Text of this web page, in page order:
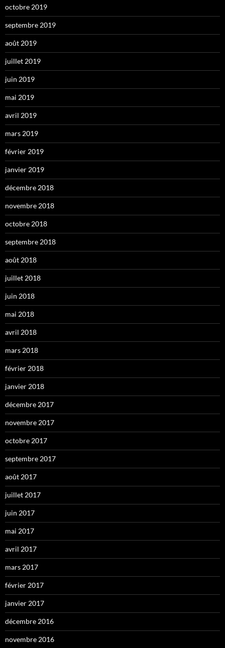
octobre 2019
septembre 2019
août 2019
juillet 2019
juin 2019
mai 2019
avril 2019
mars 2019
février 2019
janvier 2019
décembre 2018
novembre 2018
octobre 2018
septembre 2018
août 2018
juillet 2018
juin 2018
mai 2018
avril 2018
mars 2018
février 2018
janvier 2018
décembre 2017
novembre 2017
octobre 2017
septembre 2017
août 2017
juillet 2017
juin 2017
mai 2017
avril 2017
mars 2017
février 2017
janvier 2017
décembre 2016
novembre 2016